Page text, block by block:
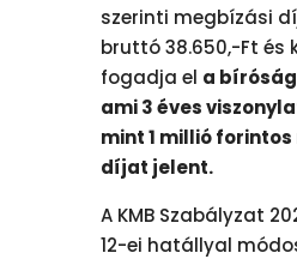
szerinti megbízási
bruttó 38.650,-Ft és
fogadja el a
ami 3 éves
mint 1 millió
díjat jelent.
A KMB Szabályzat
12-ei hatállyal